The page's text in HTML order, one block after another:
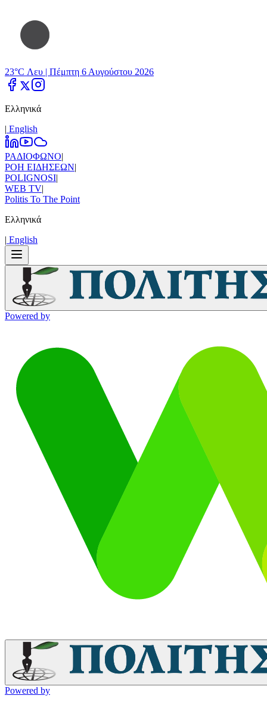
23°C Λευ | Πέμπτη 6 Αυγούστου 2026
Ελληνικά
| Εnglish
ΡΑΔΙΟΦΩΝΟ|
ΡΟΗ ΕΙΔΗΣΕΩΝ|
POLIGNOSI|
WEB TV|
Politis To The Point
Ελληνικά
| Εnglish
Powered by
Powered by